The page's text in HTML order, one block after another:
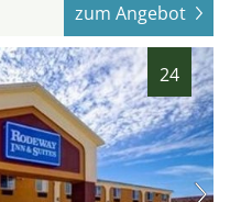
zum Angebot
24